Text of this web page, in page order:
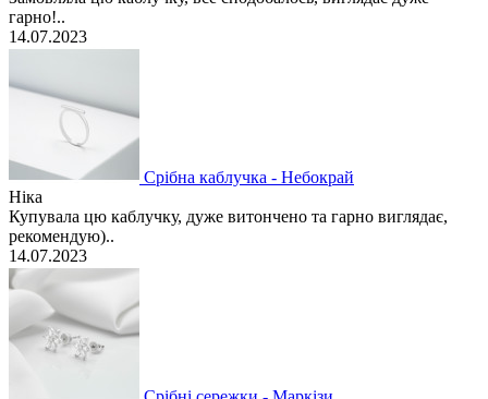
гарно!..
14.07.2023
Срібна каблучка - Небокрай
Ніка
Купувала цю каблучку, дуже витончено та гарно виглядає,
рекомендую)..
14.07.2023